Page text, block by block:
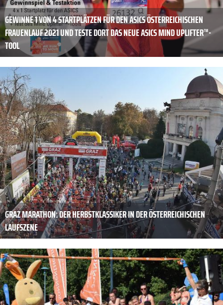
GEWINNE 1 VON 4 STARTPLÄTZEN FÜR DEN ASICS ÖSTERREICHISCHEN
FRAUENLAUF 2021 UND TESTE DORT DAS NEUE ASICS MIND UPLIFTER™-
TOOL
GRAZ MARATHON: DER HERBSTKLASSIKER IN DER ÖSTERREICHISCHEN
LAUFSZENE